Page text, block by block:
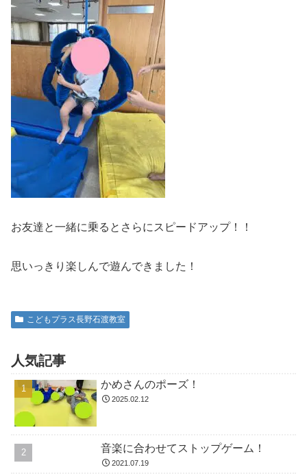
お友達と一緒に乗るとさらにスピードアップ！！
思いっきり楽しんで遊んできました！
こどもプラス長野石渡教室
人気記事
かめさんのポーズ！
2025.02.12
音楽に合わせてストップゲーム！
2021.07.19